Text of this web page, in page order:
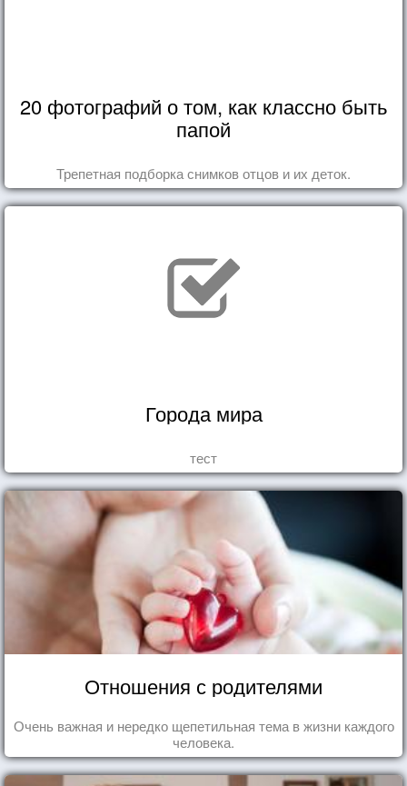
20 фотографий о том, как классно быть
папой
Трепетная подборка снимков отцов и их деток.
Города мира
тест
Отношения с родителями
Очень важная и нередко щепетильная тема в жизни каждого
человека.